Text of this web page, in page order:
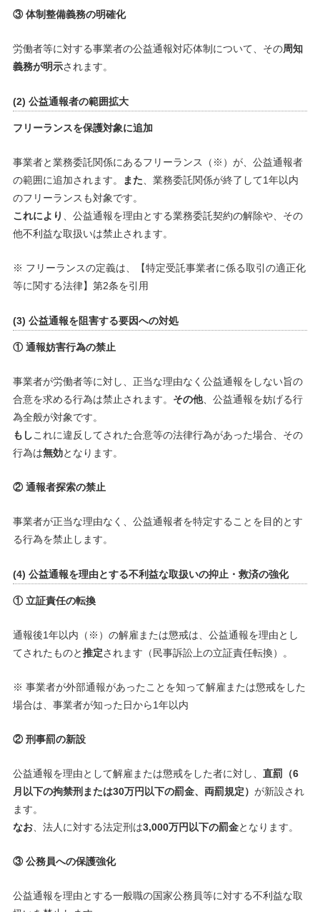
③ 体制整備義務の明確化
労働者等に対する事業者の公益通報対応体制について、その周知
義務が明示されます。
(2) 公益通報者の範囲拡大
フリーランスを保護対象に追加
事業者と業務委託関係にあるフリーランス（※）が、公益通報者
の範囲に追加されます。
また 、業務委託関係が終了して1年以内
のフリーランスも対象です。
これにより
、公益通報を理由とする業務委託契約の解除や、その
他不利益な取扱いは禁止されます。
※ フリーランスの定義は、【特定受託事業者に係る取引の適正化
等に関する法律】第2条を引用
(3) 公益通報を阻害する要因への対処
① 通報妨害行為の禁止
事業者が労働者等に対し、正当な理由なく公益通報をしない旨の
合意を求める行為は禁止されます。 その他、公益通報を妨げる行
為全般が対象です。
もしこれに違反してされた合意等の法律行為があった場合、その
行為は無効となります。
② 通報者探索の禁止
事業者が正当な理由なく、公益通報者を特定することを目的とす
る行為を禁止します。
(4) 公益通報を理由とする不利益な取扱いの抑止・救済の強化
① 立証責任の転換
通報後1年以内（※）の解雇または懲戒は、公益通報を理由とし
てされたものと推定されます（民事訴訟上の立証責任転換）。
※ 事業者が外部通報があったことを知って解雇または懲戒をした
場合は、事業者が知った日から1年以内
② 刑事罰の新設
公益通報を理由として解雇または懲戒をした者に対し、 直罰（6
月以下の拘禁刑または30万円以下の罰金、両罰規定） が新設され
ます。
なお、法人に対する法定刑は3,000万円以下の罰金となります。
③ 公務員への保護強化
公益通報を理由とする一般職の国家公務員等に対する不利益な取